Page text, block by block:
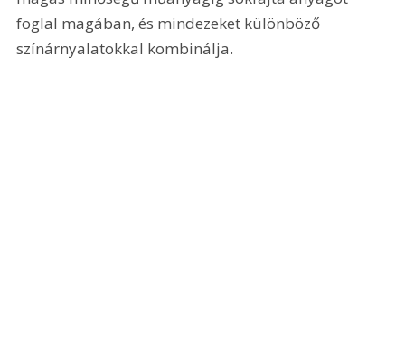
foglal magában, és mindezeket különböző
színárnyalatokkal kombinálja.